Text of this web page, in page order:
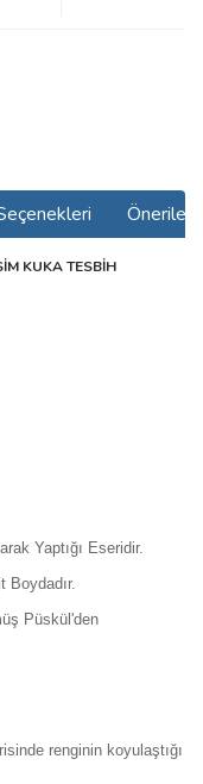
KUKA TESBİH
Yaptığı Eseridir.
Boydadır.
Püskül'den
renginin koyulaştığı